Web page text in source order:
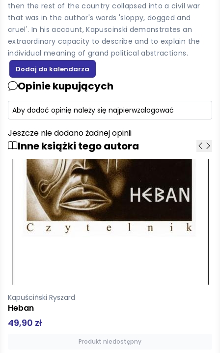
then the rest of the country collapsed into a civil war
that was in the author's words 'sloppy, dogged and
cruel'. In his account, Kapuscinski demonstrates an
extraordinary capacity to describe and to explain the
individual meaning of grand political abstractions.
Opinie kupujących
Aby dodać opinię należy się najpierwzalogować
Jeszcze nie dodano żadnej opinii
Inne książki tego autora
Kapuściński Ryszard
Heban
49,90 zł
Produkt niedostępny